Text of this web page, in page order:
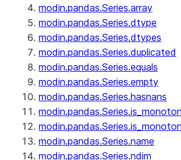
modin.pandas.Series.array
modin.pandas.Series.dtype
modin.pandas.Series.dtypes
modin.pandas.Series.duplicated
modin.pandas.Series.equals
modin.pandas.Series.empty
modin.pandas.Series.hasnans
modin.pandas.Series.name
modin.pandas.Series.ndim